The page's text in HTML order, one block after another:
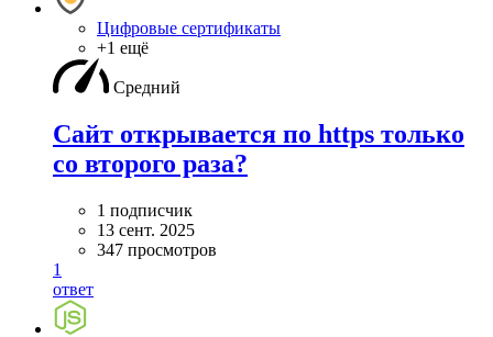
Цифровые сертификаты
+1 ещё
Средний
Сайт открывается по https только
со второго раза?
1 подписчик
13 сент. 2025
347 просмотров
1
ответ